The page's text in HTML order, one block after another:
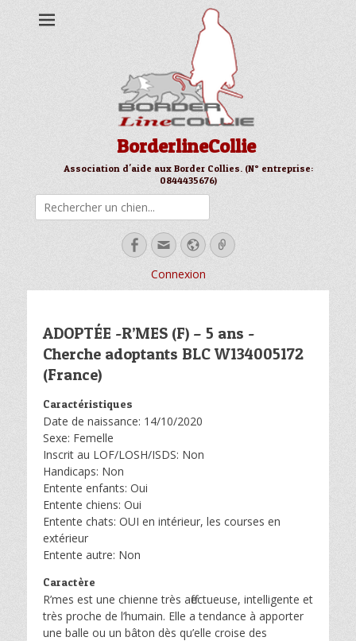
BorderlineCollie
Association d'aide aux Border Collies. (N° entreprise:
0844435676)
Facebook
EmailSite
web
Link
Connexion
ADOPTÉE -R’MES (F) – 5 ans -
Cherche adoptants BLC W134005172
(France)
Caractéristiques
Date de naissance: 14/10/2020
Sexe: Femelle
Inscrit au LOF/LOSH/ISDS: Non
Handicaps: Non
Entente enfants: Oui
Entente chiens: Oui
Entente chats: OUI en intérieur, les courses en
extérieur
Entente autre: Non
Caractère
R’mes est une chienne très affectueuse, intelligente et
très proche de l’humain. Elle a tendance à apporter
une balle ou un bâton dès qu’elle croise des